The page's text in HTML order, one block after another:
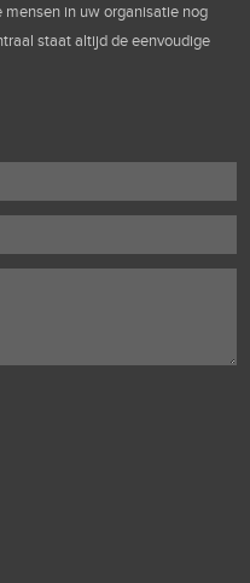
mensen in uw organisatie nog
staat altijd de eenvoudige